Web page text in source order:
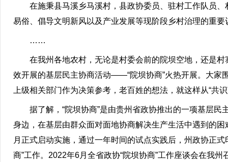
在施秉县马溪乡马溪村，县政协委员、驻村工作队员、
易俗、倡导文明新风以及产业发展等现阶段乡村治理的重要
……
在我州各地农村，无论是村委会前的院坝空地，还是村
效开展的基层民主协商活动——“院坝协商”火热开展。大家
上级相关部门作为决策参考，老百姓的想法，就这样从“共识
据了解，“院坝协商”是由贵州省政协推出的一项基层民
身边，在基层由群众面对面地协商解决生产生活中遇到的
月正式启动实施，通过一年时间的试点实践后，州政协正
商”工作。2022年6月全省政协“院坝协商”工作座谈会在我